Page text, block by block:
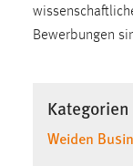
Bewerbungen
Kategorien
Weiden
Cookie
Login